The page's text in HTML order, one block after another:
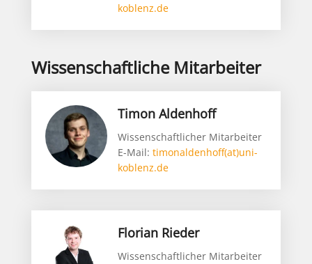
koblenz.de
Wissenschaftliche Mitarbeiter
Timon Aldenhoff
Wissenschaftlicher Mitarbeiter
E-Mail: timonaldenhoff(at)uni-
koblenz.de
Florian Rieder
Wissenschaftlicher Mitarbeiter